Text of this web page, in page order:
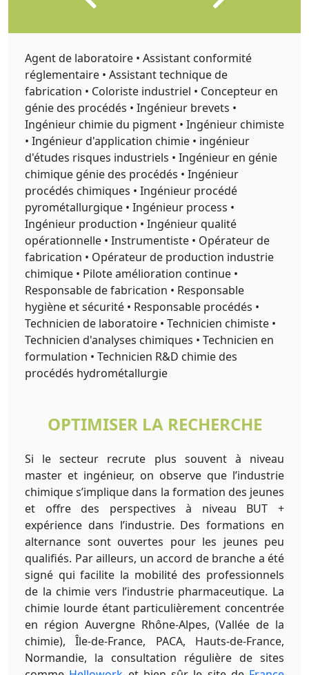
Agent de laboratoire • Assistant conformité
réglementaire • Assistant technique de
fabrication • Coloriste industriel • Concepteur en
génie des procédés • Ingénieur brevets •
Ingénieur chimie du pigment • Ingénieur chimiste
• Ingénieur d'application chimie • ingénieur
d'études risques industriels • Ingénieur en génie
chimique génie des procédés • Ingénieur
procédés chimiques • Ingénieur procédé
pyrométallurgique • Ingénieur process •
Ingénieur production • Ingénieur qualité
opérationnelle • Instrumentiste • Opérateur de
fabrication • Opérateur de production industrie
chimique • Pilote amélioration continue •
Responsable de fabrication • Responsable
hygiène et sécurité • Responsable procédés •
Technicien de laboratoire • Technicien chimiste •
Technicien d'analyses chimiques • Technicien en
formulation • Technicien R&D chimie des
procédés hydrométallurgie
OPTIMISER LA RECHERCHE
Si le secteur recrute plus souvent à niveau
master et ingénieur, on observe que l’industrie
chimique s’implique dans la formation des jeunes
et offre des perspectives à niveau BUT +
expérience dans l’industrie. Des formations en
alternance sont ouvertes pour les jeunes peu
qualifiés. Par ailleurs, un accord de branche a été
signé qui facilite la mobilité des professionnels
de la chimie vers l’industrie pharmaceutique. La
chimie lourde étant particulièrement concentrée
en région Auvergne Rhône-Alpes, (Vallée de la
chimie), Île-de-France, PACA, Hauts-de-France,
Normandie, la consultation régulière de sites